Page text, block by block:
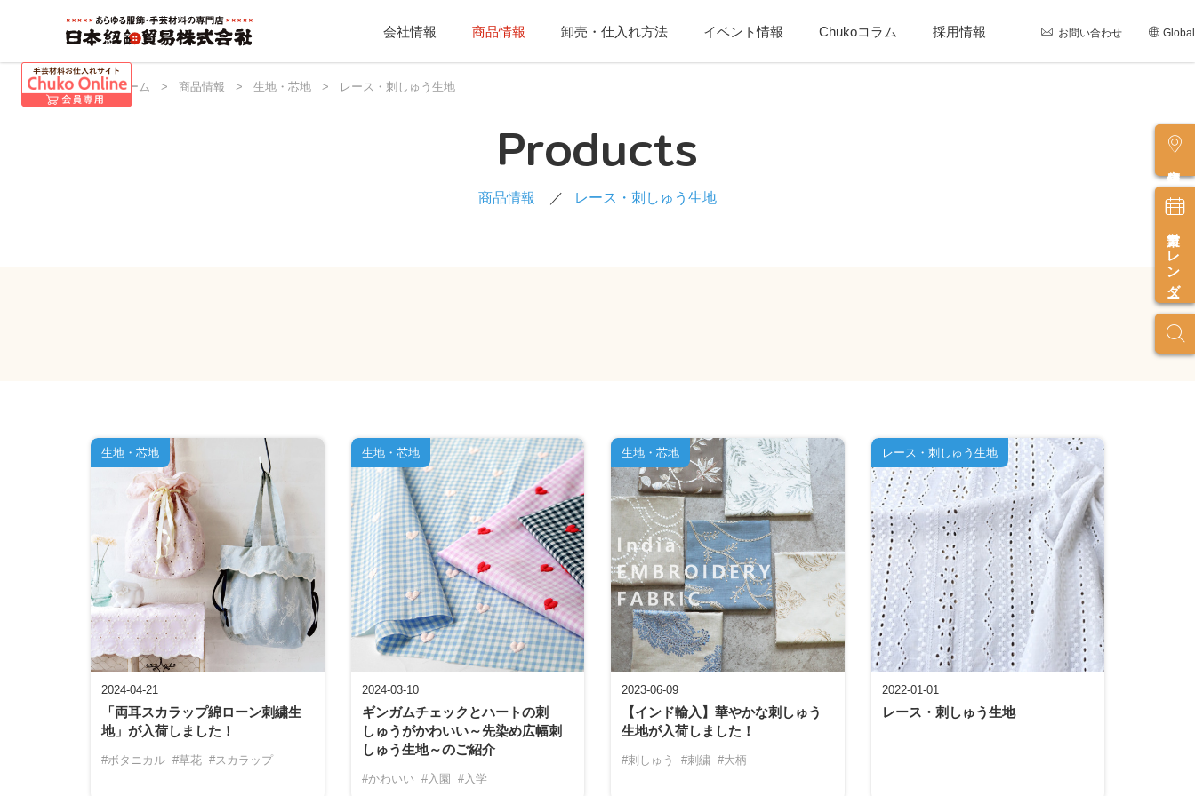
会社情報 商品情報 卸売・仕入れ方法 イベント情報 Chukoコラム 採用情報 お問い合わせ Global
営業カレンダー
日本紐釦 ホーム > 商品情報 > 生地・芯地 > レース・刺しゅう生地
Products
商品情報 レース・刺しゅう生地
2024-04-21
「両耳スカラップ綿ローン刺繍生
地」が入荷しました！
#ボタニカル #草花 #スカラップ
生地・芯地
2024-03-10
ギンガムチェックとハートの刺
しゅうがかわいい～先染め広幅刺
しゅう生地～のご紹介
#かわいい #入園 #入学
生地・芯地
2023-06-09
【インド輸入】華やかな刺しゅう
生地が入荷しました！
#刺しゅう #刺繍 #大柄
生地・芯地
2022-01-01
レース・刺しゅう生地
レース・刺しゅう生地